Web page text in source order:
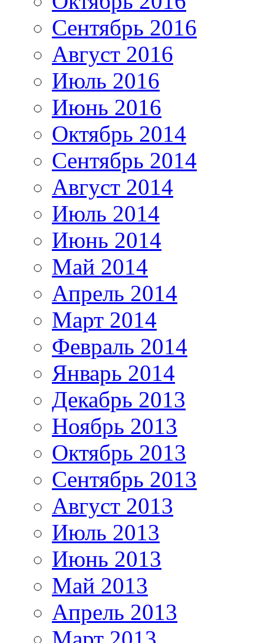
Сентябрь 2016
Август 2016
Июль 2016
Июнь 2016
Октябрь 2014
Сентябрь 2014
Август 2014
Июль 2014
Июнь 2014
Май 2014
Апрель 2014
Март 2014
Февраль 2014
Январь 2014
Декабрь 2013
Ноябрь 2013
Октябрь 2013
Сентябрь 2013
Август 2013
Июль 2013
Июнь 2013
Май 2013
Апрель 2013